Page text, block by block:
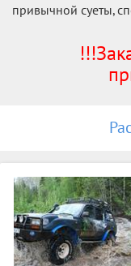
привычной суеты,